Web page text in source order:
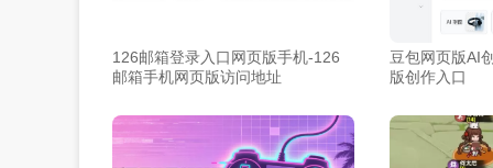
126邮箱登录入口网页版手机-126
邮箱手机网页版访问地址​
豆包网页版AI
版创作入口